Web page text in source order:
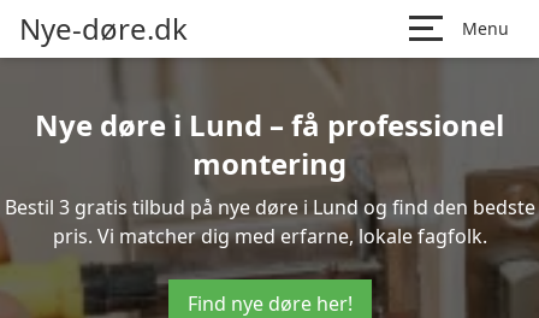
Nye-døre.dk Menu
Nye døre i Lund – få professionel
montering
Bestil 3 gratis tilbud på nye døre i Lund og find den bedste
pris. Vi matcher dig med erfarne, lokale fagfolk.
Find nye døre her!